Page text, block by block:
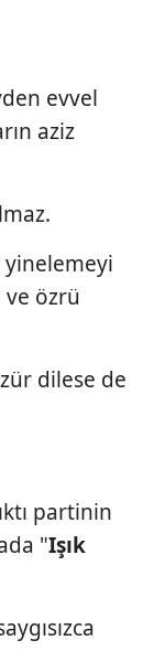
evvel
aziz
yinelemeyi
ve özrü
dilese de
partinin
"Işık